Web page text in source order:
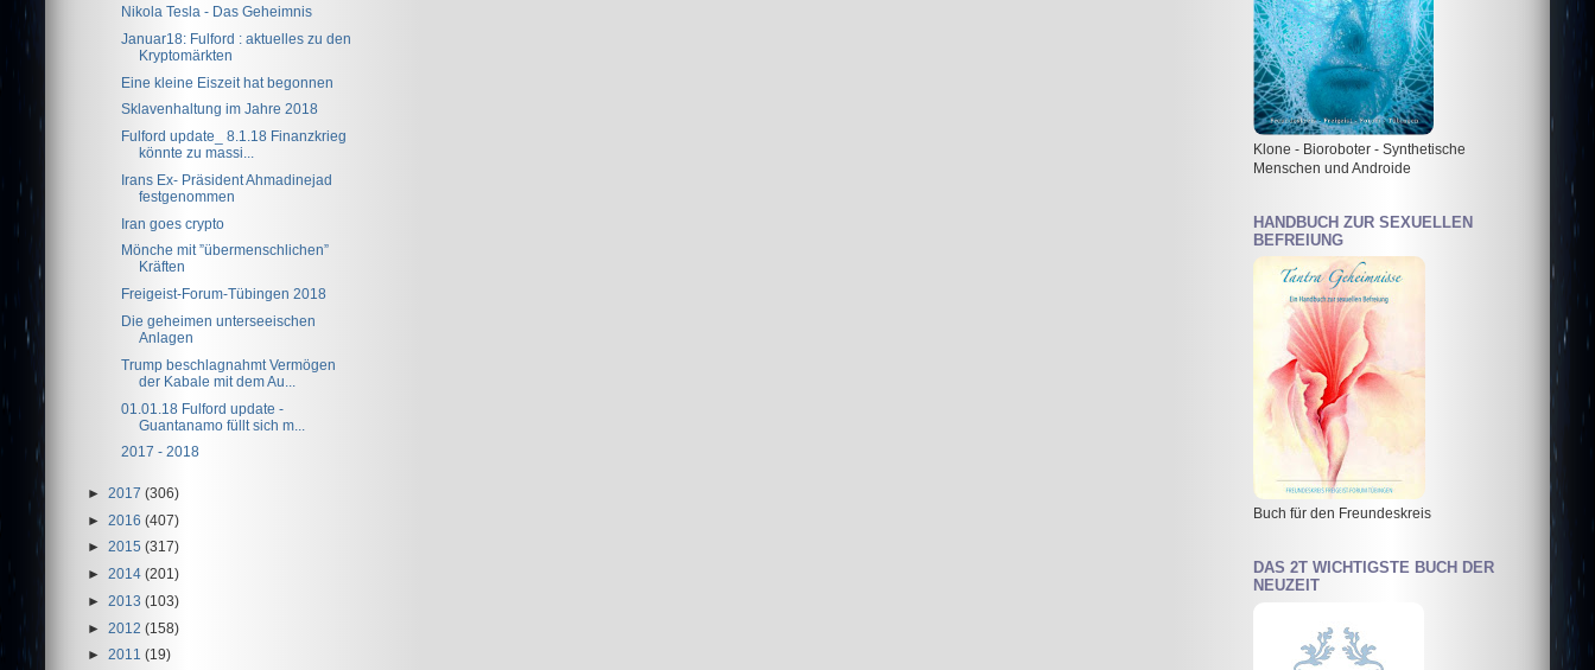
Nikola Tesla - Das Geheimnis
Januar18: Fulford : aktuelles zu den
Kryptomärkten
Eine kleine Eiszeit hat begonnen
Sklavenhaltung im Jahre 2018
Fulford update_ 8.1.18 Finanzkrieg
könnte zu massi...
Irans Ex- Präsident Ahmadinejad
festgenommen
Iran goes crypto
Mönche mit ”übermenschlichen”
Kräften
Freigeist-Forum-Tübingen 2018
Die geheimen unterseeischen
Anlagen
Trump beschlagnahmt Vermögen
der Kabale mit dem Au...
01.01.18 Fulford update -
Guantanamo füllt sich m...
2017 - 2018
► 2017 (306)
► 2016 (407)
► 2015 (317)
► 2014 (201)
► 2013 (103)
► 2012 (158)
► 2011 (19)
Klone - Bioroboter - Synthetische
Menschen und Androide
HANDBUCH ZUR SEXUELLEN
BEFREIUNG
Buch für den Freundeskreis
DAS 2T WICHTIGSTE BUCH DER
NEUZEIT